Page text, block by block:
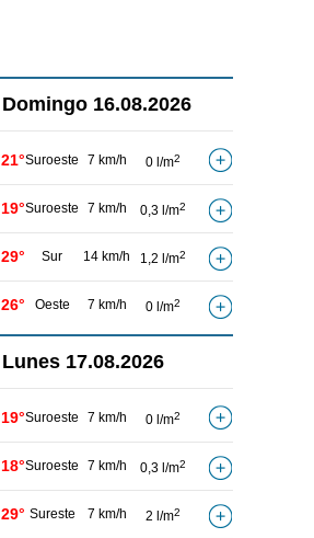
Domingo 16.08.2026
21°Suroeste 7 km/h 0 l/m2
19°Suroeste 7 km/h 0,3 l/m2
29° Sur 14 km/h 1,2 l/m2
26° Oeste 7 km/h 0 l/m2
Lunes 17.08.2026
19°Suroeste 7 km/h 0 l/m2
18°Suroeste 7 km/h 0,3 l/m2
29° Sureste 7 km/h 2 l/m2